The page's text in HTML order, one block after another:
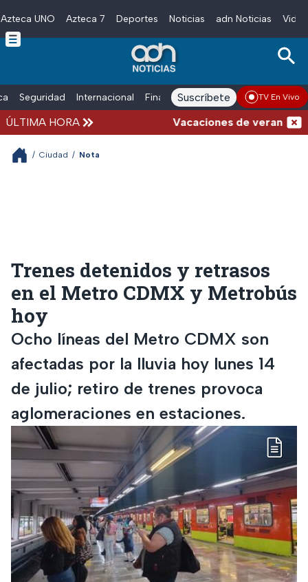
Skip to main content
Azteca UNO Azteca 7 Deportes Noticias adn Noticias
Seguridad Internacional Finanzas adn Noticias Radio
Suscríbete TV En Vivo
ÚLTIMA HORA Vacaciones de verano
/ Ciudad / Nota
Trenes detenidos y retrasos
en el Metro CDMX y Metrobús
hoy
Ocho líneas del Metro CDMX son
afectadas por la lluvia hoy lunes 14
de julio; retiro de trenes provoca
aglomeraciones en estaciones.